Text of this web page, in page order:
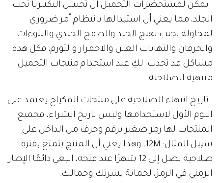
يمكن لمستحضرات التجميل أن تحبس البكتيريا تحت
الجلد، مما يعني أن استبدالها بانتظام أمر ضروري
لمحاولة تجنب تهيج الجلد والطفح الجلدي والنتوءات
والحرقان والتهابات العين والاحمرار والتورم، فكل هذه
مشاكل قد تحدث لكِ عند استخدام منتجات التجميل
منتهية الصلاحية.
تاريخ انتهاء الصلاحية على منتجات المكياج يعتمد على
اليوم الأول لاستخدامها وليس تاريخ الشراء، فجميع
المنتجات لها رمز صغير برقم وحرف من الداخل على
سبيل المثال: 12M، وهذا يعني أن المنتج يتمتع بفترة
صلاحية تصل إلى 12 شهرًا عند فتحه، اتبعي دائمًا الإطار
الزمني في الرمز، لحماية بشرتك وجمالك.